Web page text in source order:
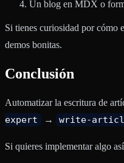
Un blog en MDX o
Si tienes curiosidad por cómo
demos bonitas.
Conclusión
Automatizar la escritura de
expert
→ write-
Si quieres implementar algo